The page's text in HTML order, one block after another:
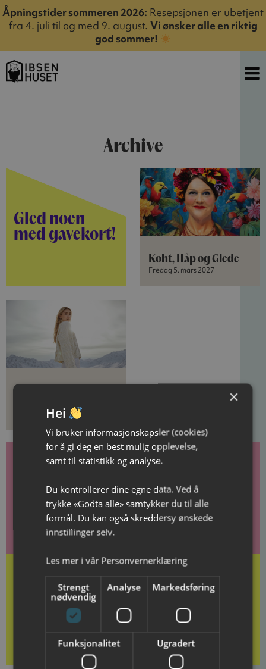
Åpningstider sommeren 2026: Resepsjonen er ubetjent
fra 4. juli til og med 9. august. Vi ønsker alle en riktig
god sommer!
Archive
Koht, Håp og Glede
Fredag 5. mars 2027
Onsdag 2. desember
Gled noen
med gavekort!
Gavekort
Gi gode minner i gave!
Kjøp gavekort her
×
Hei
Vi bruker informasjonskapsler (cookies)
for å gi deg en best mulig opplevelse,
samt til statistikk og analyse.
Du kontrollerer dine egne data. Ved å
trykke «Godta alle» samtykker du til alle
formål. Du kan også skreddersy ønskede
innstillinger selv.
Les mer i vår Personvernerklæring
Strengt
nødvendig
Analyse Markedsføring
Funksjonalitet Ugradert